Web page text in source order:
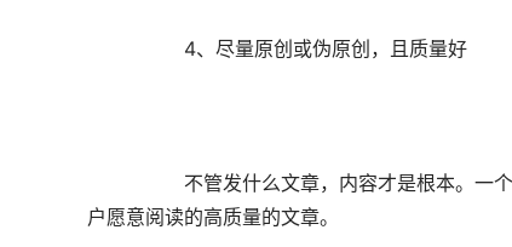
户愿意阅读的高质量的文章。